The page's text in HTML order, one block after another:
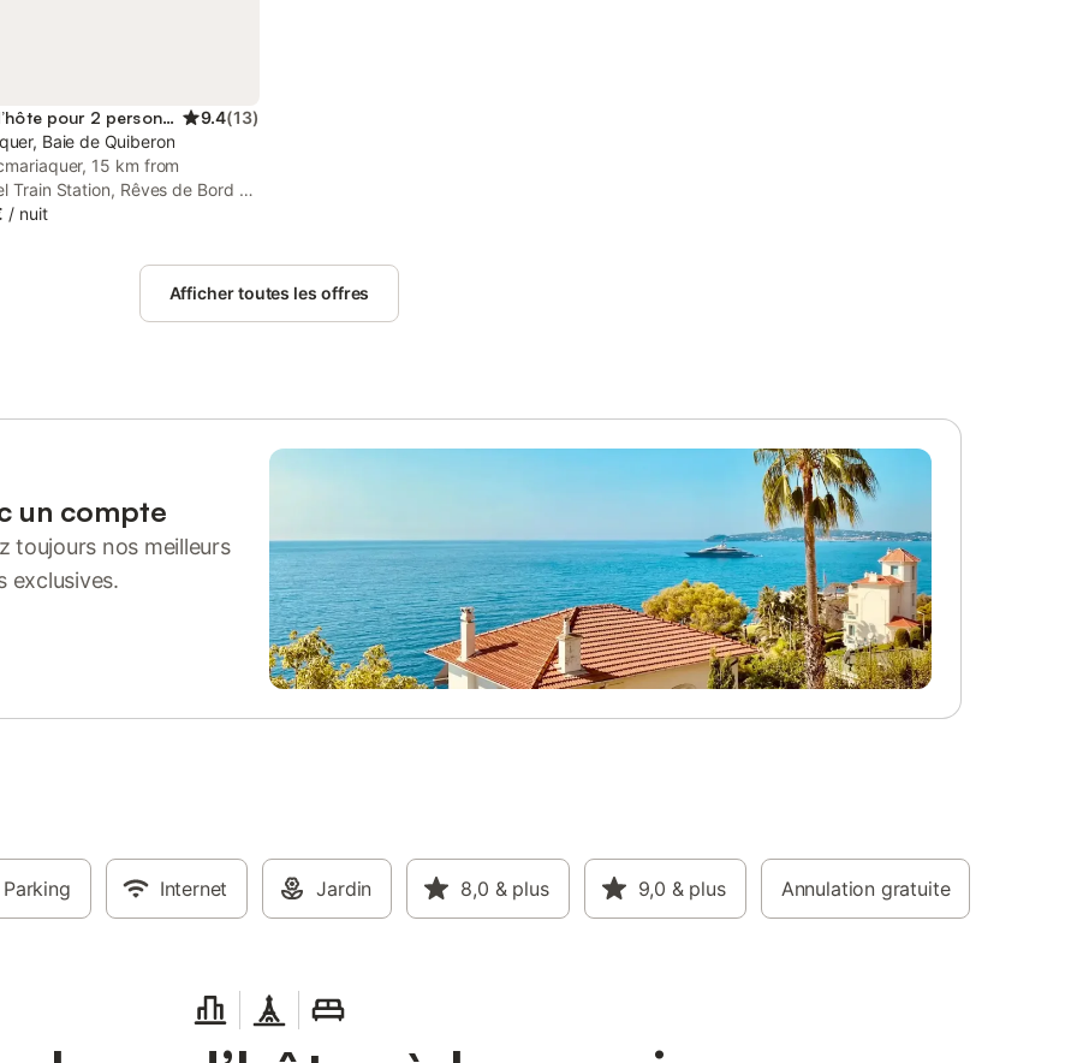
Maison d’hôte pour 2 personnes 9.4(13)
Baie de Quiberon
15 km from
Train Station, Rêves de Bord de
garden, parking on-site and
and garden views, and is 28
/ nuit
Afficher toutes les offres
un compte
toujours nos meilleurs
exclusives.
Parking Internet Jardin 8,0 & plus 9,0 & plus Annulation gratuite